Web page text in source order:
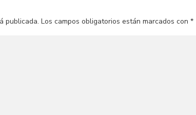
publicada. Los campos obligatorios están marcados con*